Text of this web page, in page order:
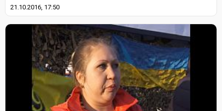
21.10.2016, 17:50